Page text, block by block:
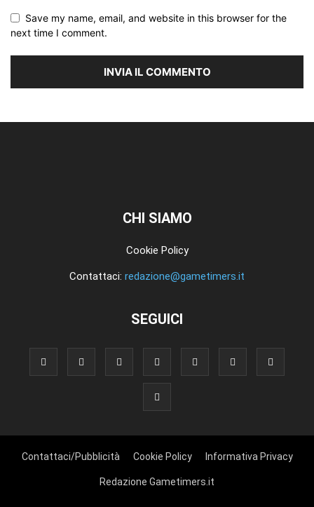
Save my name, email, and website in this browser for the
next time I comment.
CHI SIAMO
Cookie Policy
Contattaci: redazione@gametimers.it
SEGUICI
Contattaci/Pubblicità Cookie Policy Informativa Privacy
Redazione Gametimers.it